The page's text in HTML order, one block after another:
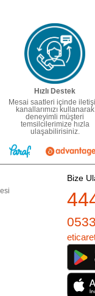
Hızlı Destek
Mesai saatleri içinde
kanallarımızı kullanarak
deneyimli müşteri
temsilcilerimize hızla
ulaşabilirisiniz.
Bize